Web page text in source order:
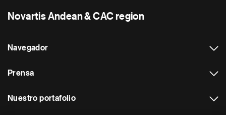
Novartis Andean & CAC region
Navegador
Prensa
Nuestro portafolio